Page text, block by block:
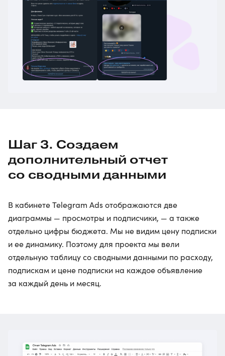
Шаг 3. Создаем
дополнительный отчет
со сводными данными
В кабинете Telegram Ads отображаются две
диаграммы — просмотры и подписчики, — а также
отдельно цифры бюджета. Мы не видим цену подписки
и ее динамику. Поэтому для проекта мы вели
отдельную таблицу со сводными данными по расходу,
подпискам и цене подписки на каждое объявление
за каждый день и месяц.